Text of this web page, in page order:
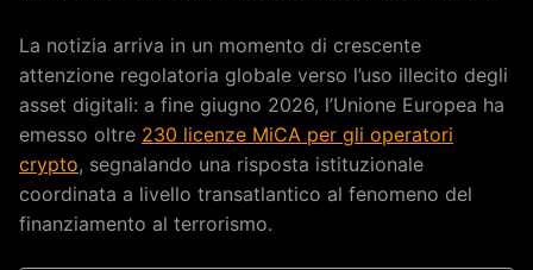
La notizia arriva in un momento di crescente
attenzione regolatoria globale verso l’uso illecito degli
asset digitali: a fine giugno 2026, l’Unione Europea ha
emesso oltre 230 licenze MiCA per gli operatori
crypto, segnalando una risposta istituzionale
coordinata a livello transatlantico al fenomeno del
finanziamento al terrorismo.